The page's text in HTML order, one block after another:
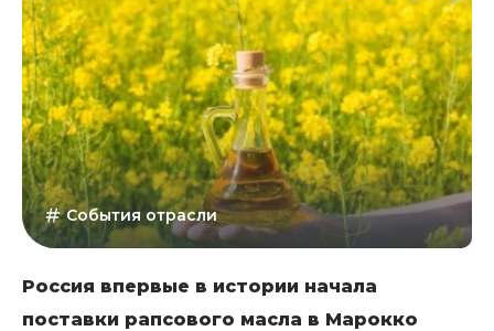
События отрасли
Россия впервые в истории начала
поставки рапсового масла в Марокко